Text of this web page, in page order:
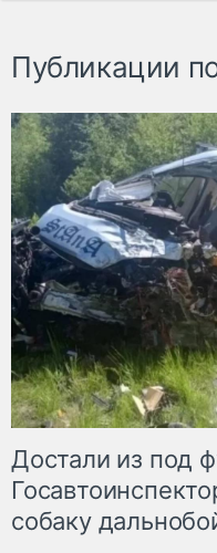
Публикации
Достали из под
собаку